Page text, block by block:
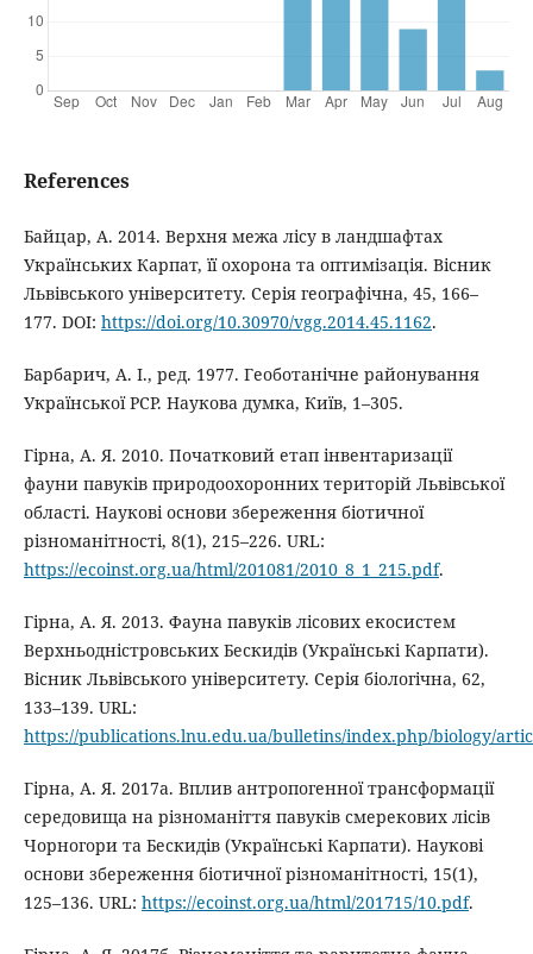
References
Байцар, А. 2014. Верхня межа лісу в ландшафтах
Українських Карпат, її охорона та оптимізація. Вісник
Львівського університету. Серія географічна, 45, 166–
177. DOI: https://doi.org/10.30970/vgg.2014.45.1162.
Барбарич, А. І., ред. 1977. Геоботанічне районування
Української РСР. Наукова думка, Київ, 1–305.
Гiрна, А. Я. 2010. Початковий етап інвентаризації
фауни павуків природоохоронних територій Львівської
області. Наукові основи збереження біотичної
різноманітності, 8(1), 215–226. URL:
https://ecoinst.org.ua/html/201081/2010_8_1_215.pdf.
Гiрна, А. Я. 2013. Фауна павуків лісових екосистем
Верхньодністровських Бескидів (Українські Карпати).
Вісник Львівського університету. Серія біологічна, 62,
133–139. URL:
https://publications.lnu.edu.ua/bulletins/index.php/biology/
Гірна, А. Я. 2017а. Вплив антропогенної трансформації
середовища на різноманіття павуків смерекових лісів
Чорногори та Бескидів (Українські Карпати). Наукові
основи збереження біотичної різноманітності, 15(1),
125–136. URL: https://ecoinst.org.ua/html/201715/10.pdf.